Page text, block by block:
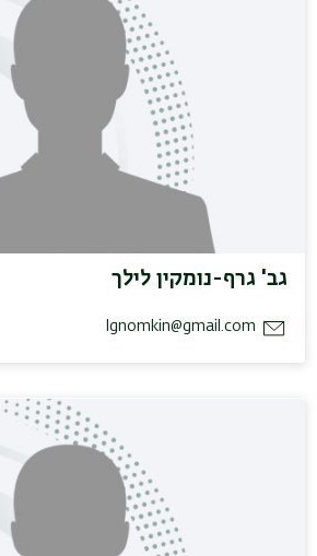
גב' גרף-נומקין לילך
lgnomkin@gmail.com